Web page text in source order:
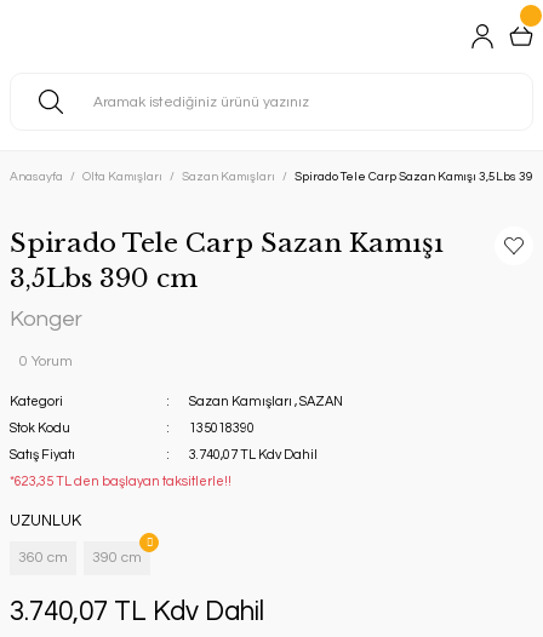
Anasayfa Olta Kamışları Sazan Kamışları Spirado Tele Carp Sazan Kamışı 3,5Lbs 390
Spirado Tele Carp Sazan Kamışı
3,5Lbs 390 cm
Konger
0 Yorum
Kategori Sazan Kamışları ,SAZAN
Stok Kodu
135018390
Satış Fiyatı
3.740,07 TL Kdv Dahil
*623,35 TL den başlayan taksitlerle!!
UZUNLUK
360 cm 390 cm
3.740,07 TL Kdv Dahil